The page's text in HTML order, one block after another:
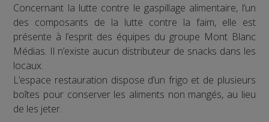
Concernant la lutte contre le gaspillage alimentaire, l’un
des composants de la lutte contre la faim, elle est
présente à l’esprit des équipes du groupe Mont Blanc
Médias. Il n’existe aucun distributeur de snacks dans les
locaux.
L’espace restauration dispose d’un frigo et de plusieurs
boîtes pour conserver les aliments non mangés, au lieu
de les jeter.